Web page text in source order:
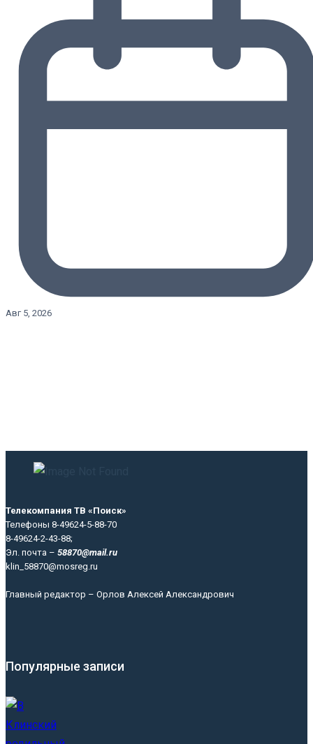
Авг 5, 2026
Телекомпания ТВ «Поиск»
Телефоны 8-49624-5-88-70
8-49624-2-43-88;
Эл. почта – 58870@mail.ru
klin_58870@mosreg.ru
Главный редактор – Орлов Алексей Александрович
Популярные записи